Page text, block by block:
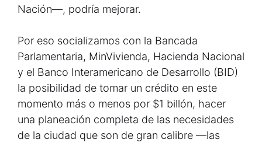
Nación—, podría mejorar.
Por eso socializamos con la Bancada
Parlamentaria, MinVivienda, Hacienda Nacional
y el Banco Interamericano de Desarrollo (BID)
la posibilidad de tomar un crédito en este
momento más o menos por $1 billón, hacer
una planeación completa de las necesidades
de la ciudad que son de gran calibre —las